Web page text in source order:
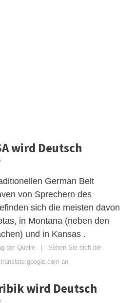
wird Deutsch
German Belt
von Sprechern des
sich die meisten davon
in Montana (neben den
und in Kansas .
der Quelle | Sehen Sie sich die
an
wird Deutsch